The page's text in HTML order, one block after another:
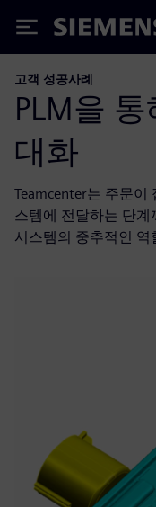
Siemens
고객 성공사례
PLM을
대화
Teamcenter는 주문이
스템에 전달하는 단
시스템의 중추적인 역